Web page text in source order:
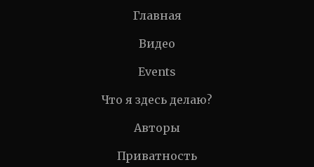
Главная
Видео
Events
Что я здесь делаю?
Авторы
Приватность